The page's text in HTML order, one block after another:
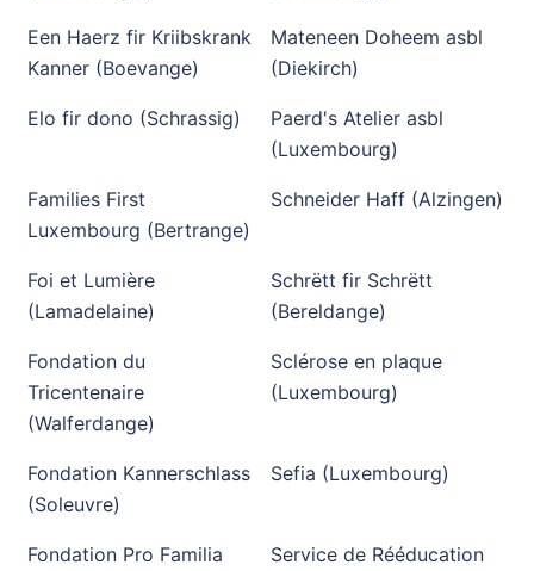
Een Haerz fir Kriibskrank
Kanner (Boevange)
Mateneen Doheem asbl
(Diekirch)
Elo fir dono (Schrassig)
Paerd's Atelier asbl
(Luxembourg)
Families First
Luxembourg (Bertrange)
Schneider Haff (Alzingen)
Foi et Lumière
(Lamadelaine)
Schrëtt fir Schrëtt
(Bereldange)
Fondation du
Tricentenaire
(Walferdange)
Sclérose en plaque
(Luxembourg)
Fondation Kannerschlass
(Soleuvre)
Sefia (Luxembourg)
Fondation Pro Familia
Service de Rééducation